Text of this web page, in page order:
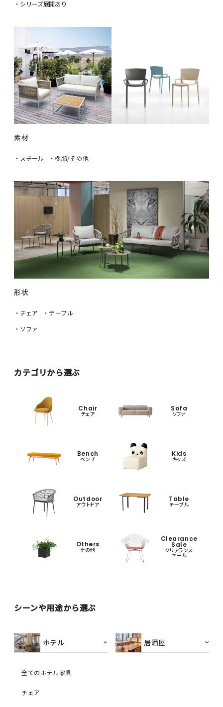
・シリーズ展開あり
素材
・スチール ・樹脂/その他
形状
・チェア
・ソファ
・テーブル
カテゴリから選ぶ
Chair
チェア
Sofa
ソファ
Bench
ベンチ
Kids
キッズ
Outdoor
アウトドア
Table
テーブル
Others
その他
Clearance
Sale
クリアランス
セール
シーンや用途から選ぶ
ホテル
全てのホテル家具
チェア
居酒屋